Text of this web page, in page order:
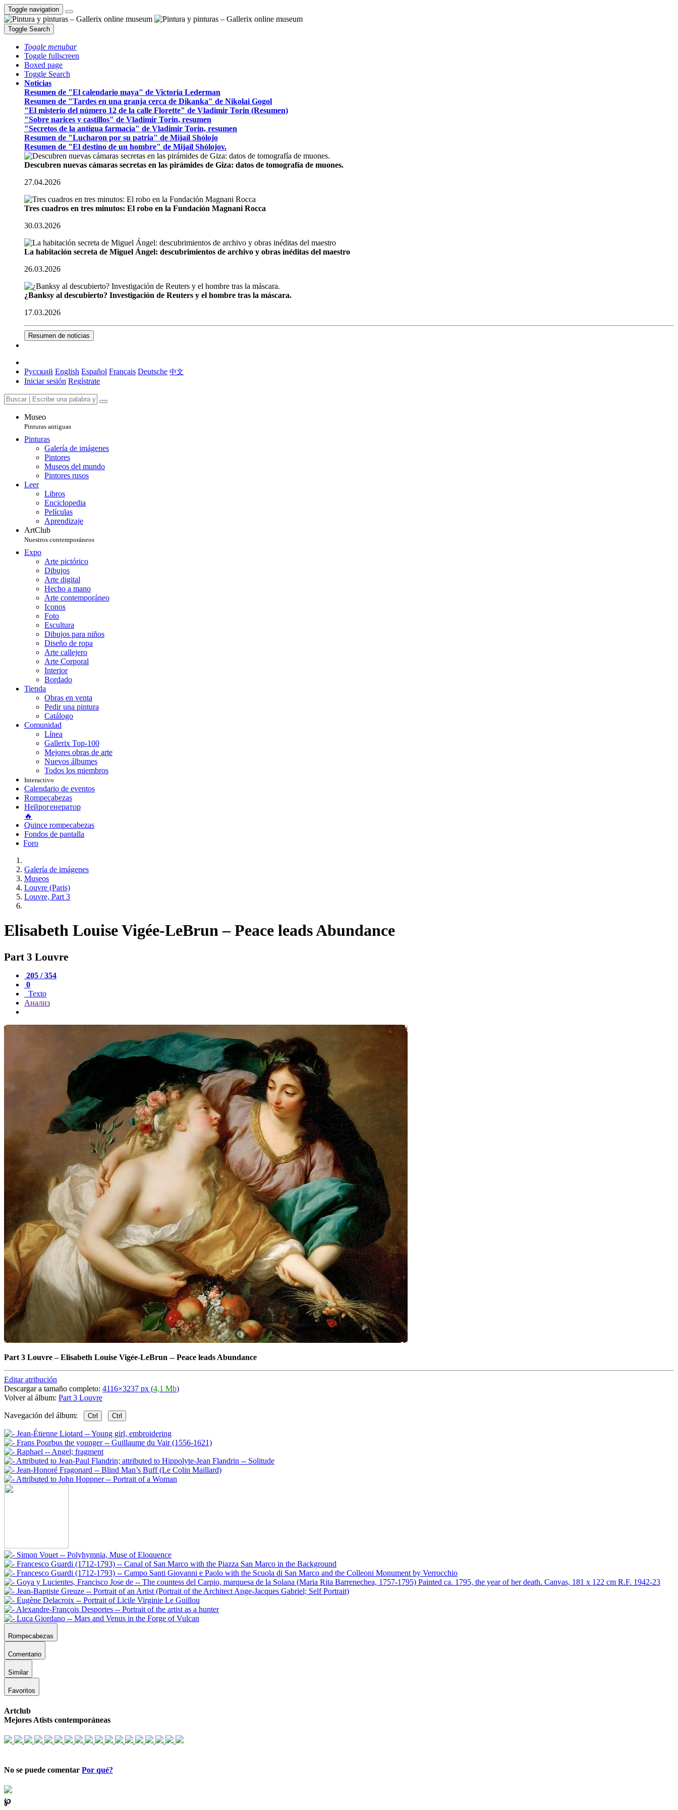
Toggle navigation
Toggle Search
Toggle menubar
Toggle fullscreen
Boxed page
Toggle Search
Noticias
Resumen de "El calendario maya" de Victoria Lederman
Resumen de "Tardes en una granja cerca de Dikanka" de Nikolai Gogol
"El misterio del número 12 de la calle Florette" de Vladimir Torin (Resumen)
"Sobre narices y castillos" de Vladimir Torin, resumen
"Secretos de la antigua farmacia" de Vladimir Torin, resumen
Resumen de "Lucharon por su patria" de Mijaíl Shólojo
Resumen de "El destino de un hombre" de Mijaíl Shólojov.
Descubren nuevas cámaras secretas en las pirámides de Giza: datos de tomografía de muones.
27.04.2026
Tres cuadros en tres minutos: El robo en la Fundación Magnani Rocca
30.03.2026
La habitación secreta de Miguel Ángel: descubrimientos de archivo y obras inéditas del maestro
26.03.2026
¿Banksy al descubierto? Investigación de Reuters y el hombre tras la máscara.
17.03.2026
Resumen de noticias
Русский English Español Français Deutsche 中文
Iniciar sesión Regístrate
Museo
Pinturas antiguas
Pinturas
Galería de imágenes
Pintores
Museos del mundo
Pintores rusos
Leer
Libros
Enciclopedia
Películas
Aprendizaje
ArtClub
Nuestros contemporáneos
Expo
Arte pictórico
Dibujos
Arte digital
Hecho a mano
Arte contemporáneo
Iconos
Foto
Escultura
Dibujos para niños
Diseño de ropa
Arte callejero
Arte Corporal
Interior
Bordado
Tienda
Obras en venta
Pedir una pintura
Catálogo
Comunidad
Línea
Gallerix Top-100
Mejores obras de arte
Nuevos álbumes
Todos los miembros
Interactivo
Calendario de eventos
Rompecabezas
Нейрогенератор
🔥
Quince rompecabezas
Fondos de pantalla
Foro
Galería de imágenes
Museos
Louvre (Paris)
Louvre, Part 3
Elisabeth Louise Vigée-LeBrun – Peace leads Abundance
Part 3 Louvre
205 / 354
0
Texto
Анализ
Part 3 Louvre–Elisabeth Louise Vigée-LeBrun -- Peace leads Abundance
Editar atribución
Descargar a tamaño completo: 4116×3237 px (4,1 Mb)
Volver al álbum: Part 3 Louvre
Navegación del álbum: Ctrl Ctrl
Rompecabezas
Comentario
Similar
Favoritos
Artclub
Mejores Atists contemporáneas
No se puede comentar Por qué?
℘